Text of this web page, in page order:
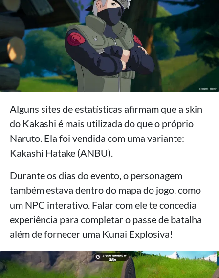
Alguns sites de estatísticas afirmam que a skin
do Kakashi é mais utilizada do que o próprio
Naruto. Ela foi vendida com uma variante:
Kakashi Hatake (ANBU).
Durante os dias do evento, o personagem
também estava dentro do mapa do jogo, como
um NPC interativo. Falar com ele te concedia
experiência para completar o passe de batalha
além de fornecer uma Kunai Explosiva!